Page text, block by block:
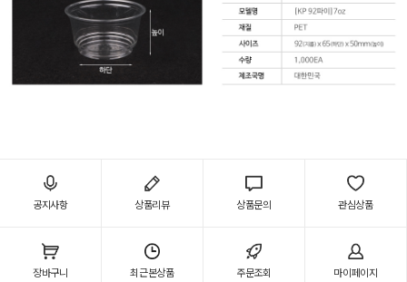
공지사항 상품리뷰 상품문의 관심상품
장바구니 최근본상품 주문조회 마이페이지